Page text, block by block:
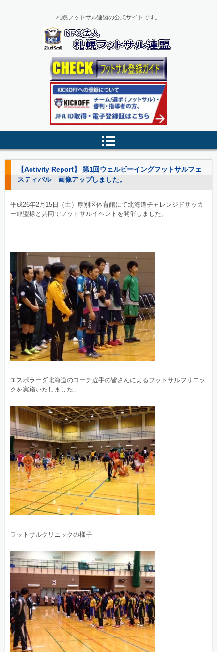
札幌フットサル連盟の公式サイトです。
【Activity Report】 第1回ウェルビーイングフットサルフェ
スティバル 画像アップしました。
平成26年2月15日（土）厚別区体育館にて北海道チャレンジドサッカ
ー連盟様と共同でフットサルイベントを開催しました。
エスポラーダ北海道のコーチ選手の皆さんによるフットサルフリニッ
クを実施いたしました。
フットサルクリニックの様子